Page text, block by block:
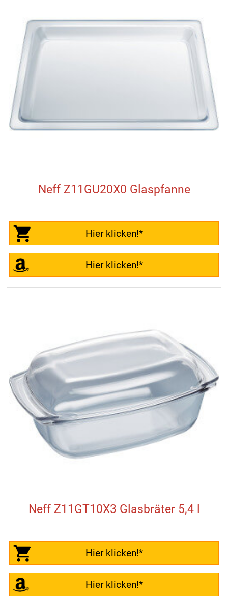
Neff Z11GU20X0 Glaspfanne
Hier klicken!*
Hier klicken!*
Neff Z11GT10X3 Glasbräter 5,4 l
Hier klicken!*
Hier klicken!*